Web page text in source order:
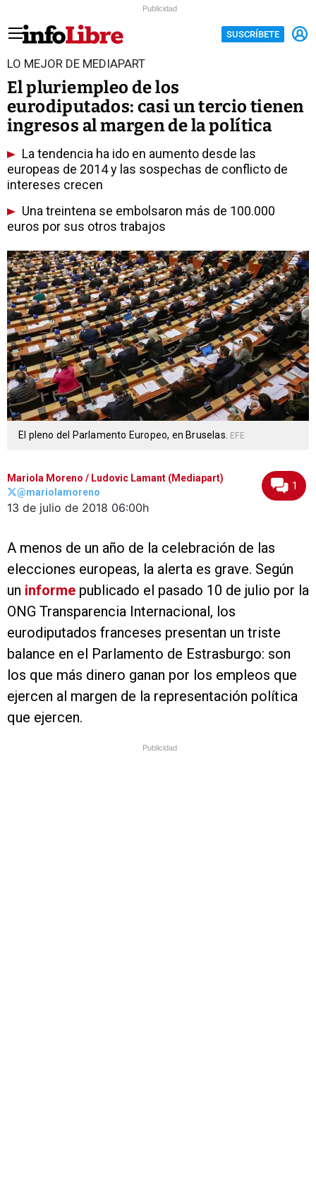
Publicidad
SUSCRÍBETE
LO MEJOR DE MEDIAPART
El pluriempleo de los
eurodiputados: casi un tercio tienen
ingresos al margen de la política
La tendencia ha ido en aumento desde las
europeas de 2014 y las sospechas de conflicto de
intereses crecen
Una treintena se embolsaron más de 100.000
euros por sus otros trabajos
El pleno del Parlamento Europeo, en Bruselas. EFE
Mariola Moreno / Ludovic Lamant (Mediapart)
@mariolamoreno
13 de julio de 2018 06:00h
1
A menos de un año de la celebración de las
elecciones europeas, la alerta es grave. Según
un informe publicado el pasado 10 de julio por la
ONG Transparencia Internacional, los
eurodiputados franceses presentan un triste
balance en el Parlamento de Estrasburgo: son
los que más dinero ganan por los empleos que
ejercen al margen de la representación política
que ejercen.
Publicidad